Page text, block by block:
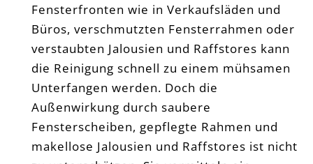
Fensterfronten wie in Verkaufsläden und
Büros, verschmutzten Fensterrahmen oder
verstaubten Jalousien und Raffstores kann
die Reinigung schnell zu einem mühsamen
Unterfangen werden. Doch die
Außenwirkung durch saubere
Fensterscheiben, gepflegte Rahmen und
makellose Jalousien und Raffstores ist nicht